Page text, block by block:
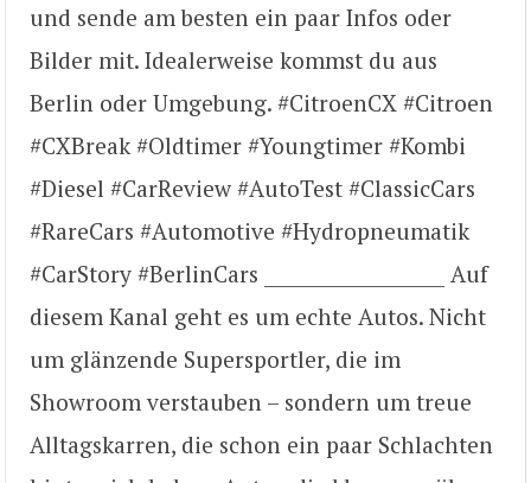
und sende am besten ein paar Infos oder
Bilder mit. Idealerweise kommst du aus
Berlin oder Umgebung. #CitroenCX #Citroen
#CXBreak #Oldtimer #Youngtimer #Kombi
#Diesel #CarReview #AutoTest #ClassicCars
#RareCars #Automotive #Hydropneumatik
#CarStory #BerlinCars ___________________ Auf
diesem Kanal geht es um echte Autos. Nicht
um glänzende Supersportler, die im
Showroom verstauben – sondern um treue
Alltagskarren, die schon ein paar Schlachten